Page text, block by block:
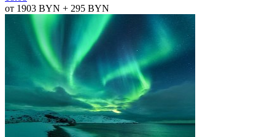
от 1903 BYN + 295 BYN